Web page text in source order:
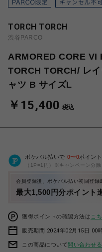
TORCH TORCH
渋谷PARCO
ARMORED CORE VI
TORCH TORCH/ レ
ャツ B サイズL
￥15,400 税込
ポケパル払いで 0〜0ポイント
（1P=1円）※キャンペーン分除
会員登録後、ポケパル払い初回登録
最大1,500円分ポイント
獲得ポイントの確認方法は こ
販売期間 2024年02月15日 00
この商品について問い合わせる